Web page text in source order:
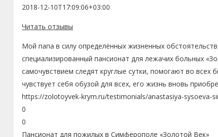
2018-12-10T17:09:06+03:00
Читать отзывы
Мой папа в силу определённых жизненных
специализированный пансионат для лежачих больных
самочувствием следят круглые сутки, помогают во
чувствует себя обузой для всех, его жизнь вновь
https://zolotoyvek-krym.ru/testimonials/anastasiya-sysoeva-
0
0
Пансионат для пожилых в Симферополе «Золотой Век»